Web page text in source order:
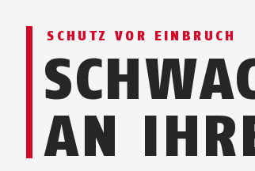
SCHUTZ VOR EINBRUCH
AN